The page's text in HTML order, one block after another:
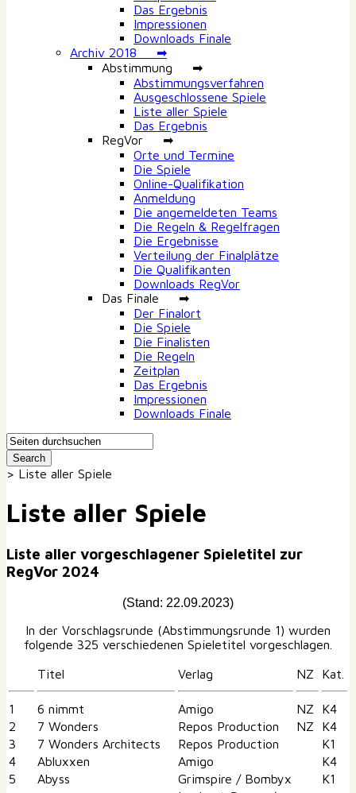
Das Ergebnis
Impressionen
Downloads Finale
Archiv 2018 ➡
Abstimmung ➡
Abstimmungsverfahren
Ausgeschlossene Spiele
Liste aller Spiele
Das Ergebnis
RegVor ➡
Orte und Termine
Die Spiele
Online-Qualifikation
Anmeldung
Die angemeldeten Teams
Die Regeln & Regelfragen
Die Ergebnisse
Verteilung der Finalplätze
Die Qualifikanten
Downloads RegVor
Das Finale ➡
Der Finalort
Die Spiele
Die Finalisten
Die Regeln
Zeitplan
Das Ergebnis
Impressionen
Downloads Finale
> Liste aller Spiele
Liste aller Spiele
Liste aller vorgeschlagener Spieletitel zur
RegVor 2024
(Stand: 22.09.2023)
In der Vorschlagsrunde (Abstimmungsrunde 1) wurden
folgende 325 verschiedenen Spieletitel vorgeschlagen.
Titel Verlag NZ Kat.
1 6 nimmt Amigo NZ
K4
2
7 Wonders Repos Production NZ
K4
3
7 Wonders Architects Repos Production
K1
4
Abluxxen Amigo
K4
5
Abyss Grimspire / Bombyx
K1